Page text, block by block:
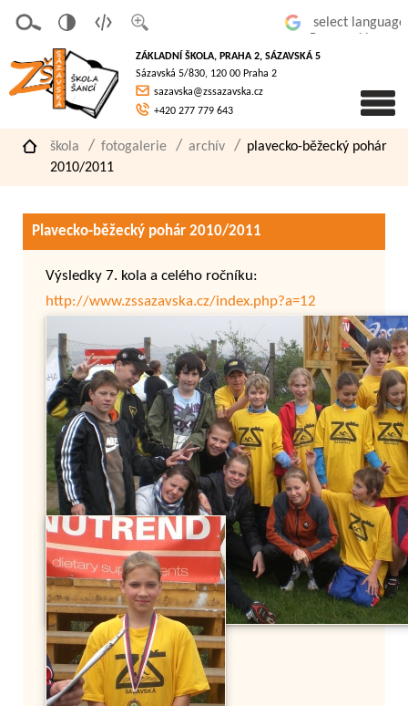
písmo
á
verze
pro
slaboz
raké
ZÁKLADNÍ ŠKOLA, PRAHA 2, SÁZAVSKÁ 5
Sázavská 5/830, 120 00 Praha 2
sazavska@zssazavska.cz
+420 277 779 643
škola fotogalerie archív
plavecko-běžecký pohár
2010/2011
Plavecko-běžecký pohár 2010/2011
Výsledky 7. kola a celého ročníku:
http://www.zssazavska.cz/index.php?a=12